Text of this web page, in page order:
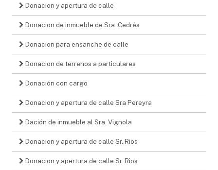
Donacion y apertura de calle
Donacion de inmueble de Sra. Cedrés
Donacion para ensanche de calle
Donacion de terrenos a particulares
Donación con cargo
Donacion y apertura de calle Sra Pereyra
Dación de inmueble al Sra. Vignola
Donacion y apertura de calle Sr. Rios
Donacion y apertura de calle Sr. Rios